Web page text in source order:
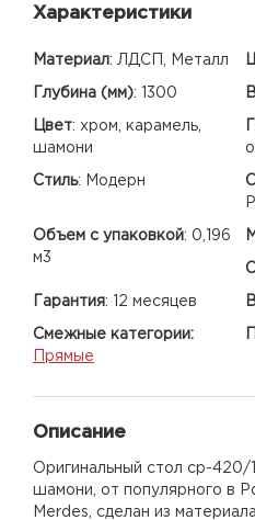
Характеристики
Материал: ЛДСП, Металл
Глубина (мм): 1300
Цвет: хром, карамель,
шамони
Стиль: Модерн
Объем с упаковкой: 0,196
м3
Гарантия: 12 месяцев
Смежные категории:
Прямые
Описание
Оригинальный стол ср-
шамони, от популярного в
Merdes, сделан из